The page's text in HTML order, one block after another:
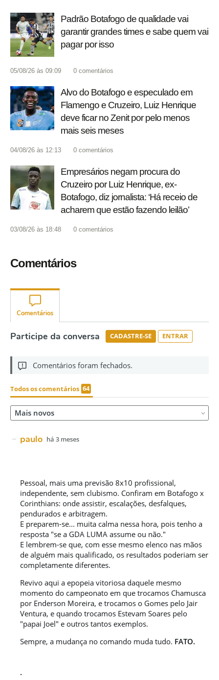
Padrão Botafogo de qualidade vai
garantir grandes times e sabe quem vai
pagar por isso
05/08/26 às 09:09 0 comentários
Alvo do Botafogo e especulado em
Flamengo e Cruzeiro, Luiz Henrique
deve ficar no Zenit por pelo menos
mais seis meses
04/08/26 às 12:13 0 comentários
Empresários negam procura do
Cruzeiro por Luiz Henrique, ex-
Botafogo, diz jornalista: ‘Há receio de
acharem que estão fazendo leilão’
03/08/26 às 18:48 0 comentários
Comentários